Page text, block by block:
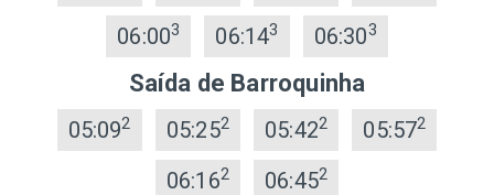
06:003 06:143 06:303
Saída de Barroquinha
05:092 05:252 05:422 05:572
06:162 06:452